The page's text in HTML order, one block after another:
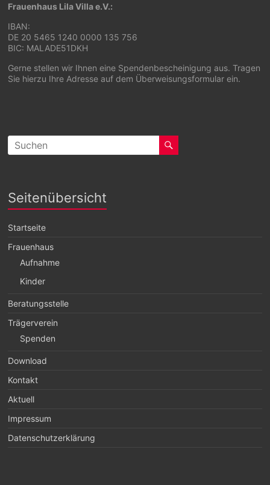
Frauenhaus Lila Villa e.V.:
IBAN:
DE 20 5465 1240 0000 135 756
BIC: MALADE51DKH
Gerne stellen wir Ihnen eine Spendenbescheinigung aus. Tragen
Sie hierzu Ihre Adresse auf dem Überweisungsformular ein.
Seitenübersicht
Startseite
Frauenhaus
Aufnahme
Kinder
Beratungsstelle
Trägerverein
Spenden
Download
Kontakt
Aktuell
Impressum
Datenschutzerklärung